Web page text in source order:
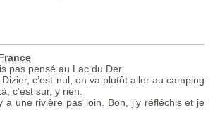
pas pensé au Lac du Der...
c’est nul, on va plutôt aller au camping
c’est sur, y rien.
a une rivière pas loin. Bon, j’y réfléchis et je